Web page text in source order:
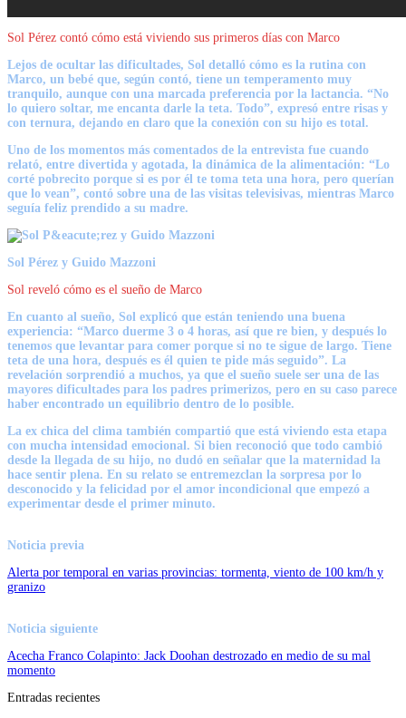
Sol Pérez contó cómo está viviendo sus primeros días con Marco
Lejos de ocultar las dificultades, Sol detalló cómo es la rutina con
Marco, un bebé que, según contó, tiene un temperamento muy
tranquilo, aunque con una marcada preferencia por la lactancia. “No
lo quiero soltar, me encanta darle la teta. Todo”, expresó entre risas y
con ternura, dejando en claro que la conexión con su hijo es total.
Uno de los momentos más comentados de la entrevista fue cuando
relató, entre divertida y agotada, la dinámica de la alimentación: “Lo
corté pobrecito porque si es por él te toma teta una hora, pero querían
que lo vean”, contó sobre una de las visitas televisivas, mientras Marco
seguía feliz prendido a su madre.
Sol Pérez y Guido Mazzoni
Sol reveló cómo es el sueño de Marco
En cuanto al sueño, Sol explicó que están teniendo una buena
experiencia: “Marco duerme 3 o 4 horas, así que re bien, y después lo
tenemos que levantar para comer porque si no te sigue de largo. Tiene
teta de una hora, después es él quien te pide más seguido”. La
revelación sorprendió a muchos, ya que el sueño suele ser una de las
mayores dificultades para los padres primerizos, pero en su caso parece
haber encontrado un equilibrio dentro de lo posible.
La ex chica del clima también compartió que está viviendo esta etapa
con mucha intensidad emocional. Si bien reconoció que todo cambió
desde la llegada de su hijo, no dudó en señalar que la maternidad la
hace sentir plena. En su relato se entremezclan la sorpresa por lo
desconocido y la felicidad por el amor incondicional que empezó a
experimentar desde el primer minuto.
Noticia previa
Alerta por temporal en varias provincias: tormenta, viento de 100 km/h y
granizo
Noticia siguiente
Acecha Franco Colapinto: Jack Doohan destrozado en medio de su mal
momento
Entradas recientes